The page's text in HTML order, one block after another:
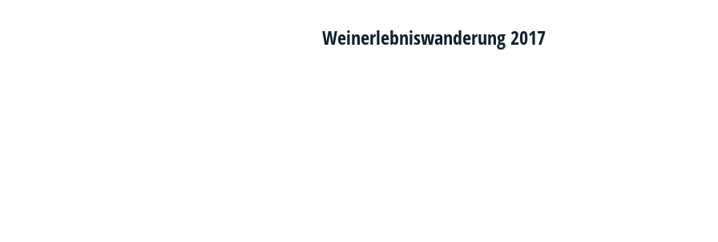
Weinerlebniswanderung 2017